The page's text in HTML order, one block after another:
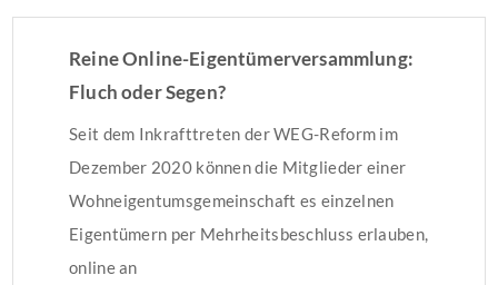
Reine Online-Eigentümerversammlung:
Fluch oder Segen?
Seit dem Inkrafttreten der WEG-Reform im
Dezember 2020 können die Mitglieder einer
Wohneigentumsgemeinschaft es einzelnen
Eigentümern per Mehrheitsbeschluss erlauben,
online an